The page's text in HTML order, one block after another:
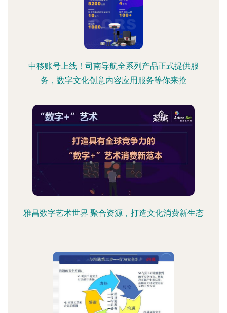
中移账号上线！司南导航全系列产品正式提供服
务，数字文化创意内容应用服务等你来抢
雅昌数字艺术世界 聚合资源，打造文化消费新生态